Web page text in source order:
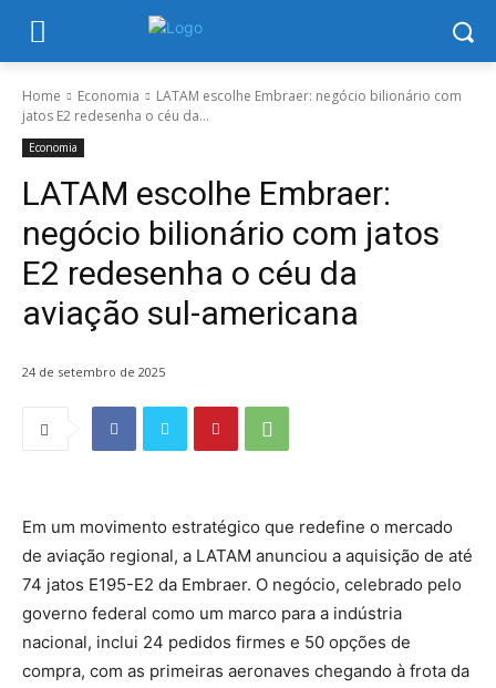
Home Economia
LATAM escolhe Embraer: negócio bilionário com
jatos E2 redesenha o céu da...
Economia
LATAM escolhe Embraer:
negócio bilionário com jatos
E2 redesenha o céu da
aviação sul-americana
24 de setembro de 2025
Em um movimento estratégico que redefine o mercado
de aviação regional, a LATAM anunciou a aquisição de até
74 jatos E195-E2 da Embraer. O negócio, celebrado pelo
governo federal como um marco para a indústria
nacional, inclui 24 pedidos firmes e 50 opções de
compra, com as primeiras aeronaves chegando à frota da